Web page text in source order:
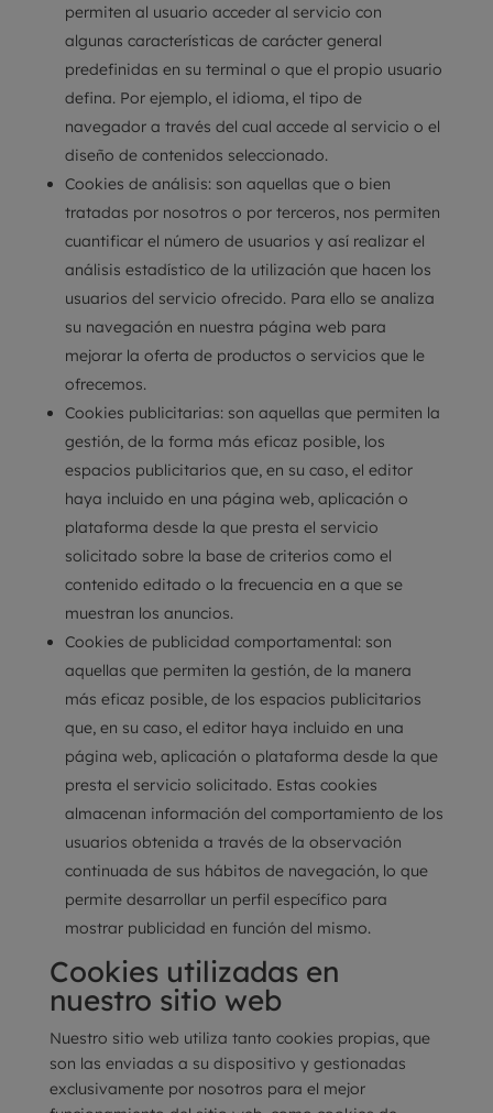
permiten al usuario acceder al servicio con
algunas características de carácter general
predefinidas en su terminal o que el propio usuario
defina. Por ejemplo, el idioma, el tipo de
navegador a través del cual accede al servicio o el
diseño de contenidos seleccionado.
Cookies de análisis: son aquellas que o bien
tratadas por nosotros o por terceros, nos permiten
cuantificar el número de usuarios y así realizar el
análisis estadístico de la utilización que hacen los
usuarios del servicio ofrecido. Para ello se analiza
su navegación en nuestra página web para
mejorar la oferta de productos o servicios que le
ofrecemos.
Cookies publicitarias: son aquellas que permiten la
gestión, de la forma más eficaz posible, los
espacios publicitarios que, en su caso, el editor
haya incluido en una página web, aplicación o
plataforma desde la que presta el servicio
solicitado sobre la base de criterios como el
contenido editado o la frecuencia en a que se
muestran los anuncios.
Cookies de publicidad comportamental: son
aquellas que permiten la gestión, de la manera
más eficaz posible, de los espacios publicitarios
que, en su caso, el editor haya incluido en una
página web, aplicación o plataforma desde la que
presta el servicio solicitado. Estas cookies
almacenan información del comportamiento de los
usuarios obtenida a través de la observación
continuada de sus hábitos de navegación, lo que
permite desarrollar un perfil específico para
mostrar publicidad en función del mismo.
Cookies utilizadas en
nuestro sitio web
Nuestro sitio web utiliza tanto cookies propias, que
son las enviadas a su dispositivo y gestionadas
exclusivamente por nosotros para el mejor